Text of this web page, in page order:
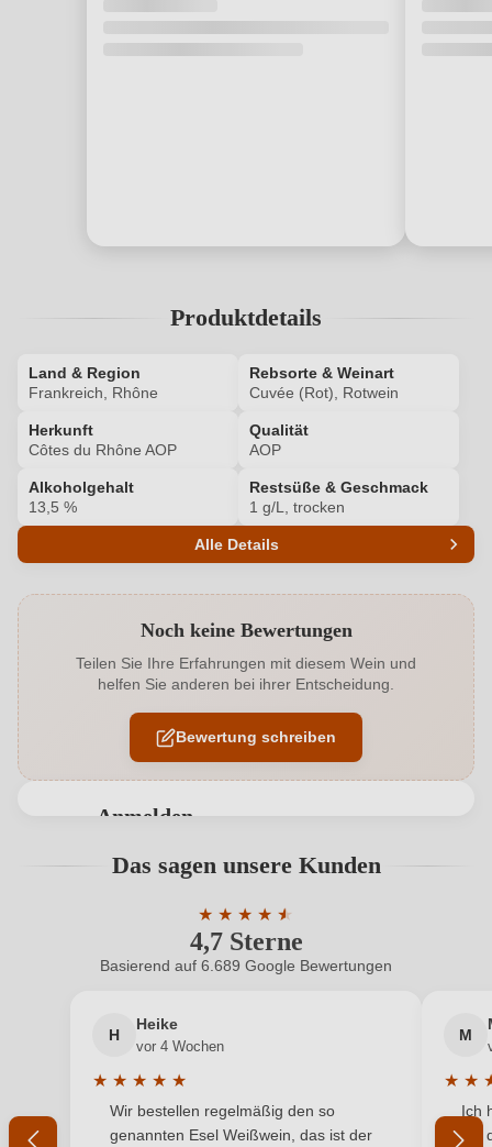
Produktdetails
Land & Region
Frankreich, Rhône
Rebsorte & Weinart
Cuvée (Rot), Rotwein
Herkunft
Côtes du Rhône AOP
Qualität
AOP
Alkoholgehalt
13,5 %
Restsüße & Geschmack
1 g/L, trocken
Alle Details
Alkoholgehalt in % 13,5 %
Allergene Enthält Sulfite
Cuvée-Rebsorten Cuvée (Rot & Weiß), Syrah, Grenache
M. Chapoutier, Avenue du Dr Paul Durand 18, 26600
Inhalt 0,75 L
Noch keine Bewertungen
Teilen Sie Ihre Erfahrungen mit diesem Wein und
helfen Sie anderen bei ihrer Entscheidung.
Bewertung schreiben
Anmelden
Benutzern abgegeben werden. Bitte loggen Sie sich
Neuer Kunde? Neuer Kunde?
Ihre E-Mail-Adresse
Ihr Passwort
Das sagen unsere Kunden
4,7 Sterne
★ ★ ★ ★ ★
★
Durchschnittliche Bewertung von 4.7
Basierend auf 6.689 Google Bewertungen
H
Heike
vor 4 Wochen
★ ★ ★ ★ ★
Durchschnittliche Bewertung von 5 von 5 Sternen
Wir bestellen regelmäßig den so
genannten Esel Weißwein, das ist der
M
★ ★
Ich
mit